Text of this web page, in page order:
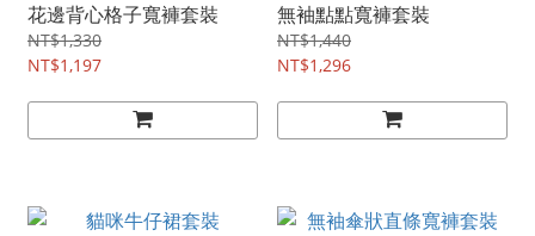
花邊背心格子寬褲套裝
NT$1,330
NT$1,197
無袖點點寬褲套裝
NT$1,440
NT$1,296